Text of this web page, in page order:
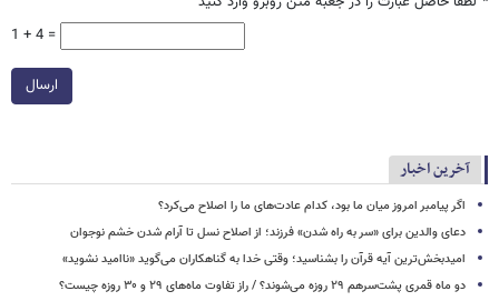
1 + 4 =
ارسال
آخرین اخبار
اگر پیامبر امروز میان ما بود، کدام عادت‌های ما را اصلاح می‌کرد؟
دعای والدین برای «سر به راه شدن» فرزند؛ از اصلاح نسل تا آرام شدن خشم نوجوان
امیدبخش‌ترین آیه قرآن را بشناسید؛ وقتی خدا به گناهکاران می‌گوید «ناامید نشوید»
دو ماه قمری پشت‌سرهم ۲۹ روزه می‌شوند؟ / راز تفاوت ماه‌های ۲۹ و ۳۰ روزه چیست؟